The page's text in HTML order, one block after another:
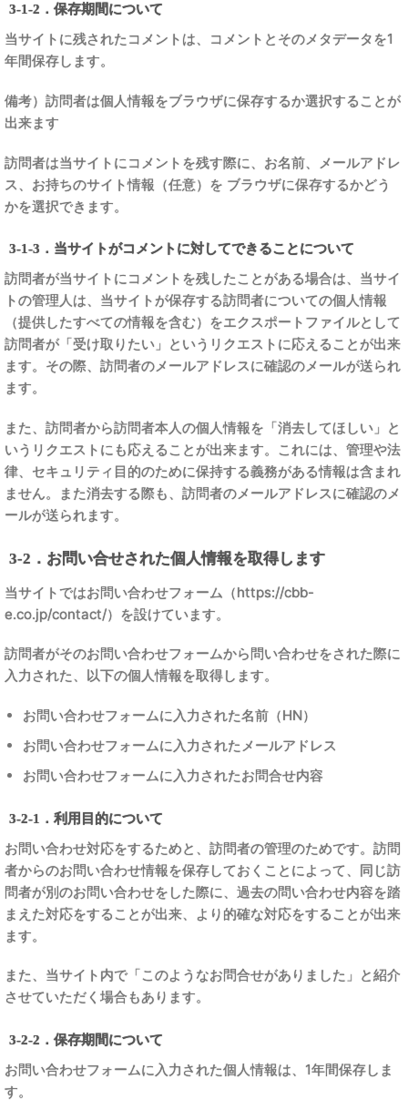
3-1-2．保存期間について
当サイトに残されたコメントは、コメントとそのメタデータを1
年間保存します。
備考）訪問者は個人情報をブラウザに保存するか選択することが
出来ます
訪問者は当サイトにコメントを残す際に、お名前、メールアドレ
ス、お持ちのサイト情報（任意）を ブラウザに保存するかどう
かを選択できます。
3-1-3．当サイトがコメントに対してできることについて
訪問者が当サイトにコメントを残したことがある場合は、当サイ
トの管理人は、当サイトが保存する訪問者についての個人情報
（提供したすべての情報を含む）をエクスポートファイルとして
訪問者が「受け取りたい」というリクエストに応えることが出来
ます。その際、訪問者のメールアドレスに確認のメールが送られ
ます。
また、訪問者から訪問者本人の個人情報を「消去してほしい」と
いうリクエストにも応えることが出来ます。これには、管理や法
律、セキュリティ目的のために保持する義務がある情報は含まれ
ません。また消去する際も、訪問者のメールアドレスに確認のメ
ールが送られます。
3-2．お問い合せされた個人情報を取得します
当サイトではお問い合わせフォーム（https://cbb-
e.co.jp/contact/）を設けています。
訪問者がそのお問い合わせフォームから問い合わせをされた際に
入力された、以下の個人情報を取得します。
お問い合わせフォームに入力された名前（HN）
お問い合わせフォームに入力されたメールアドレス
お問い合わせフォームに入力されたお問合せ内容
3-2-1．利用目的について
お問い合わせ対応をするためと、訪問者の管理のためです。訪問
者からのお問い合わせ情報を保存しておくことによって、同じ訪
問者が別のお問い合わせをした際に、過去の問い合わせ内容を踏
まえた対応をすることが出来、より的確な対応をすることが出来
ます。
また、当サイト内で「このようなお問合せがありました」と紹介
させていただく場合もあります。
3-2-2．保存期間について
お問い合わせフォームに入力された個人情報は、1年間保存しま
す。